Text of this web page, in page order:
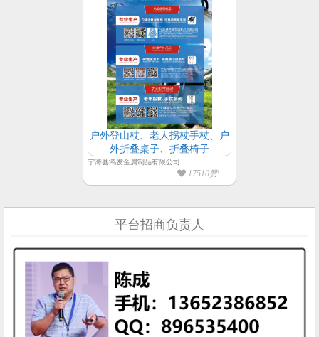
户外登山杖、老人拐杖手杖、户
外折叠桌子、折叠椅子
宁海县鸿发金属制品有限公司
17510赞
平台招商负责人